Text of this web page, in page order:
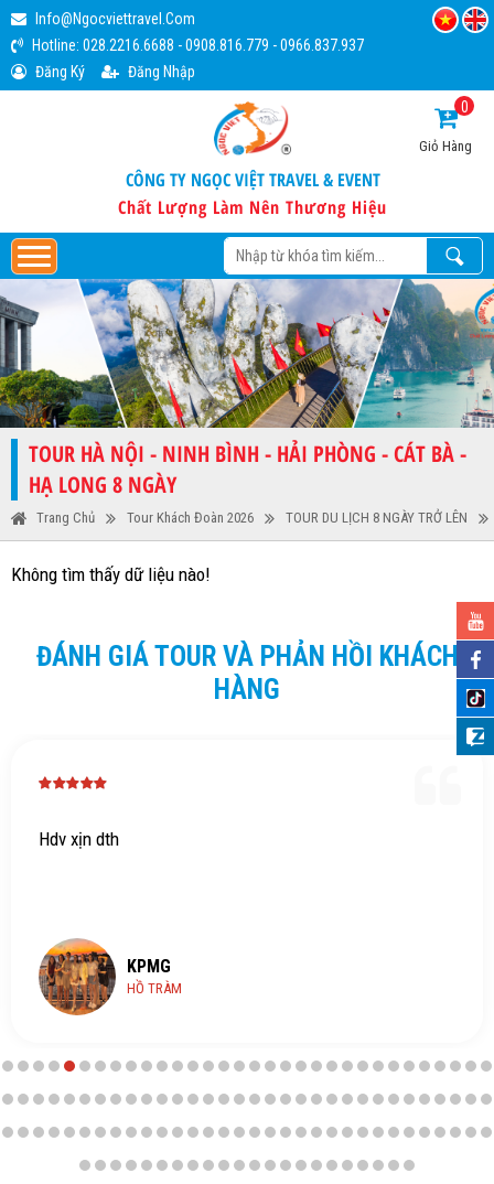
Info@ngocviettravel.com
Hotline: 028.2216.6688 -0908.816.779 -0966.837.937
Đăng Ký
Đăng Nhập
CÔNG TY NGỌC VIỆT TRAVEL & EVENT
Chất Lượng Làm Nên Thương Hiệu
Giỏ Hàng
0
TOUR HÀ NỘI - NINH BÌNH - HẢI PHÒNG - CÁT BÀ -
HẠ LONG 8 NGÀY
Trang Chủ Tour Khách Đoàn 2026 TOUR DU LỊCH 8 NGÀY TRỞ LÊN
Không tìm thấy dữ liệu nào!
ĐÁNH GIÁ TOUR VÀ PHẢN HỒI KHÁCH
HÀNG
Hdv xịn dth
KPMG
HỒ TRÀM